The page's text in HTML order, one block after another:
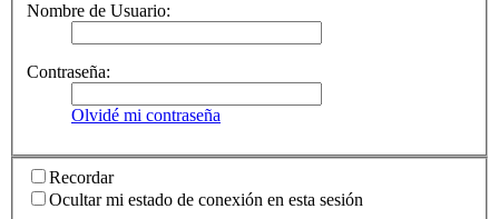
Nombre de Usuario:
Contraseña:
Olvidé mi contraseña
Recordar
Ocultar mi estado de conexión en esta sesión